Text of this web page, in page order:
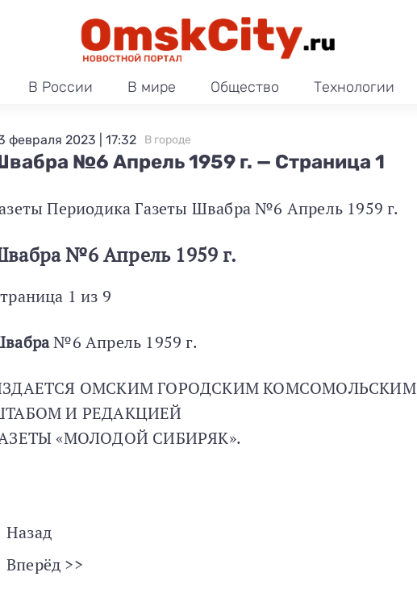
В России В мире Общество Технологии
№6 Апрель 1959 г. — Страница 1
февраля 2023 | 17:32 В городе
Периодика Газеты Швабра №6 Апрель 1959 г.
№6 Апрель 1959 г.
1 из 9
№6 Апрель 1959 г.
ОМСКИМ ГОРОДСКИМ КОМСОМОЛЬСКИМ
И РЕДАКЦИЕЙ
«МОЛОДОЙ СИБИРЯК».
Назад
Вперёд >>